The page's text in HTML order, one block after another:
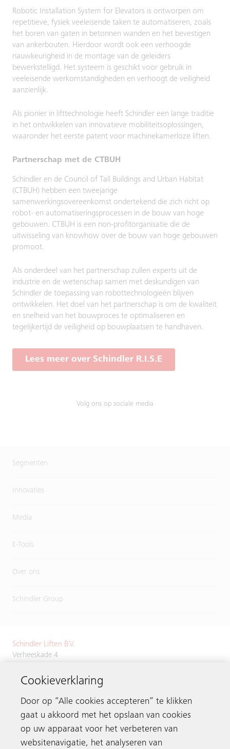
Robotic Installation System for Elevators is ontworpen om
repetitieve, fysiek veeleisende taken te automatiseren, zoals
het boren van gaten in betonnen wanden en het bevestigen
van ankerbouten. Hierdoor wordt ook een verhoogde
nauwkeurigheid in de montage van de geleiders
bewerkstelligd. Het systeem is geschikt voor gebruik in
veeleisende werkomstandigheden en verhoogt de veiligheid
aanzienlijk.
Als pionier in lifttechnologie heeft Schindler een lange traditie
in het ontwikkelen van innovatieve mobiliteitsoplossingen,
waaronder het eerste patent voor machinekamerloze liften.
Partnerschap met de CTBUH
Schindler en de Council of Tall Buildings and Urban Habitat
(CTBUH) hebben een tweejarige
samenwerkingsovereenkomst ondertekend die zich richt op
robot- en automatiseringsprocessen in de bouw van hoge
gebouwen. CTBUH is een non-profitorganisatie die de
uitwisseling van knowhow over de bouw van hoge gebouwen
promoot.
Als onderdeel van het partnerschap zullen experts uit de
industrie en de wetenschap samen met deskundigen van
Schindler de toepassing van robottechnologieën blijven
ontwikkelen. Het doel van het partnerschap is om de kwaliteit
en snelheid van het bouwproces te optimaliseren en
tegelijkertijd de veiligheid op bouwplaatsen te handhaven.
Lees meer over Schindler R.I.S.E
Volg ons op sociale media
Segmenten
Innovaties
Media
E-Tools
Over ons
Schindler Group
Schindler Liften B.V.
Verheeskade 4
Tel.+31 70 3843700
Neem contact op
Cookieverklaring
Door op “Alle cookies accepteren” te klikken
gaat u akkoord met het opslaan van cookies
op uw apparaat voor het verbeteren van
websitenavigatie, het analyseren van